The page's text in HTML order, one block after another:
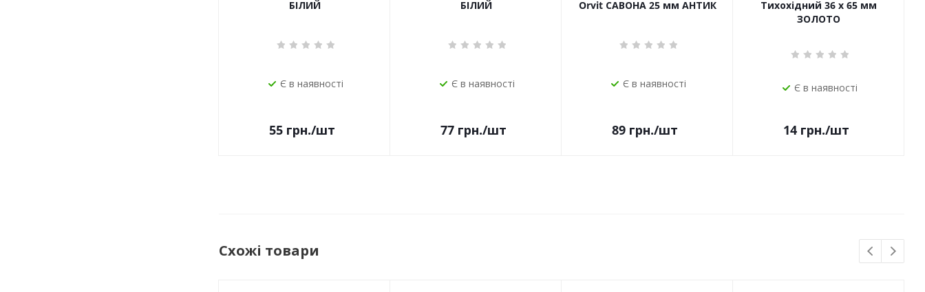
БІЛИЙ
Є в наявності
55 грн./шт
БІЛИЙ
Є в наявності
77 грн./шт
Orvit САВОНА 25 мм АНТИК
Є в наявності
89 грн./шт
Тихохідний 36 х 65 мм
ЗОЛОТО
Є в наявності
14 грн./шт
Схожі товари